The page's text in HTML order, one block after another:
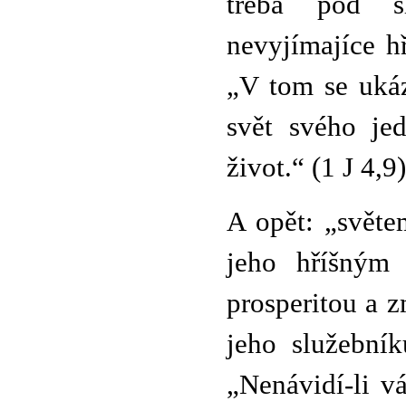
nevyjímajíce
„V tom se
svět svého
život.“ (1 J 4,9)
A opět:
jeho hříšným
prosperitou a
jeho
„Nenávidí-li